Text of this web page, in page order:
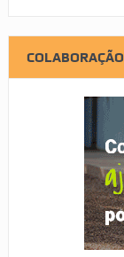
COLABORAÇÃO